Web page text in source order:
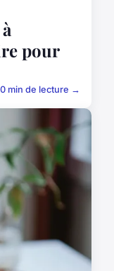
pour
min de lecture →